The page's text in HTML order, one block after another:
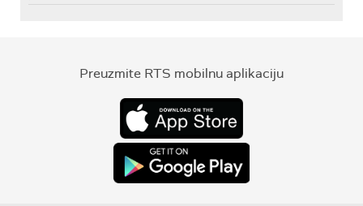
Preuzmite RTS mobilnu aplikaciju